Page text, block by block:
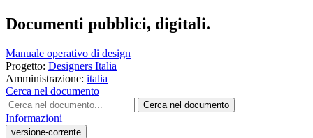
Documenti pubblici, digitali.
Manuale operativo di design
Progetto: Designers Italia
Amministrazione: italia
Cerca nel documento
Cerca nel documento
Informazioni
versione-corrente